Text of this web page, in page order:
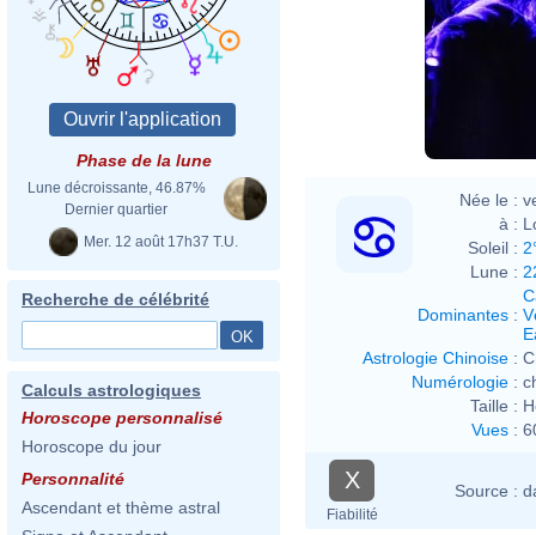
Phase de la lune
Lune décroissante, 46.87%
Dernier quartier
Mer. 12 août 17h37 T.U.
Recherche de célébrité
Calculs astrologiques
Horoscope personnalisé
Horoscope du jour
Personnalité
Ascendant et thème astral
Née le :
à :
Soleil :
Lune :
Dominantes :
Astrologie Chinoise :
Numérologie :
Taille :
Vues :
X
Fiabilité
Source :